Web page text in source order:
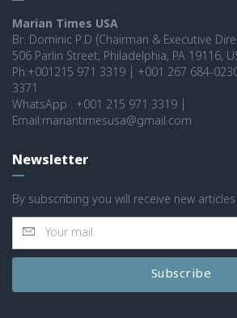
Marian Times USA
Br. Dominic P.D (Chairman & Executive
506 Parlin Street, Philadelphia, PA 19116,
Ph:+001215 971 3319 | +001 267 684-
3371
WhatsApp : +001 215 971 3319 |
Email:mariantimesusa@gmail.com
Newsletter
By subscribing you will receive new
Subscribe